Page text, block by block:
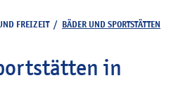
FREIZEIT/ BÄDER UND SPORTSTÄTTEN
in